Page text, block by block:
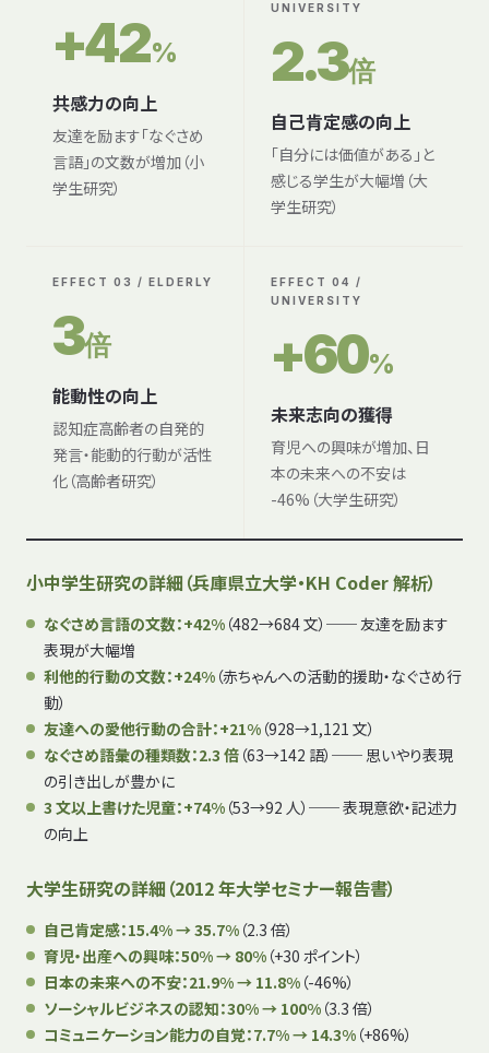
+42%
共感力の向上
友達を励ます「なぐさめ
言語」の文数が増加（小
学生研究）
UNIVERSITY
2.3倍
自己肯定感の向上
「自分には価値がある」と
感じる学生が大幅増（大
学生研究）
EFFECT 03 / ELDERLY
3倍
能動性の向上
認知症高齢者の自発的
発言・能動的行動が活性
化（高齢者研究）
EFFECT 04 /
UNIVERSITY
+60%
未来志向の獲得
育児への興味が増加、日
本の未来への不安は
-46%（大学生研究）
小中学生研究の詳細（兵庫県立大学・KH Coder 解析）
なぐさめ言語の文数：+42% （482→684 文）── 友達を励ます
表現が大幅増
利他的行動の文数：+24% （赤ちゃんへの活動的援助・なぐさめ行
動）
友達への愛他行動の合計：+21% （928→1,121 文）
なぐさめ語彙の種類数：2.3 倍 （63→142 語）── 思いやり表現
の引き出しが豊かに
3 文以上書けた児童：+74% （53→92 人）── 表現意欲・記述力
の向上
大学生研究の詳細（2012 年大学セミナー報告書）
自己肯定感：15.4% → 35.7% （2.3 倍）
育児・出産への興味：50% → 80% （+30 ポイント）
日本の未来への不安：21.9% → 11.8% （-46%）
ソーシャルビジネスの認知：30% → 100% （3.3 倍）
コミュニケーション能力の自覚：7.7% → 14.3% （+86%）